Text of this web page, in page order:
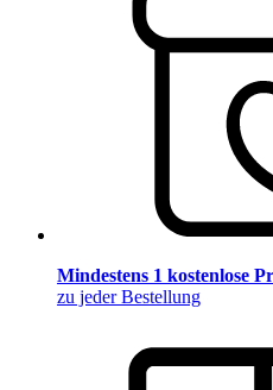
Mindestens 1 kostenlose
zu jeder Bestellung